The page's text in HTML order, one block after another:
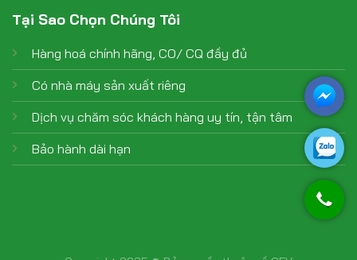
Tại Sao Chọn Chúng Tôi
Hàng hoá chính hãng, CO/ CQ đầy đủ
Có nhà máy sản xuất riêng
Dịch vụ chăm sóc khách hàng uy tín, tận tâm
Bảo hành dài hạn